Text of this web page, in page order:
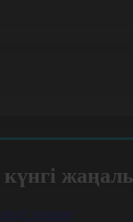
тазалау